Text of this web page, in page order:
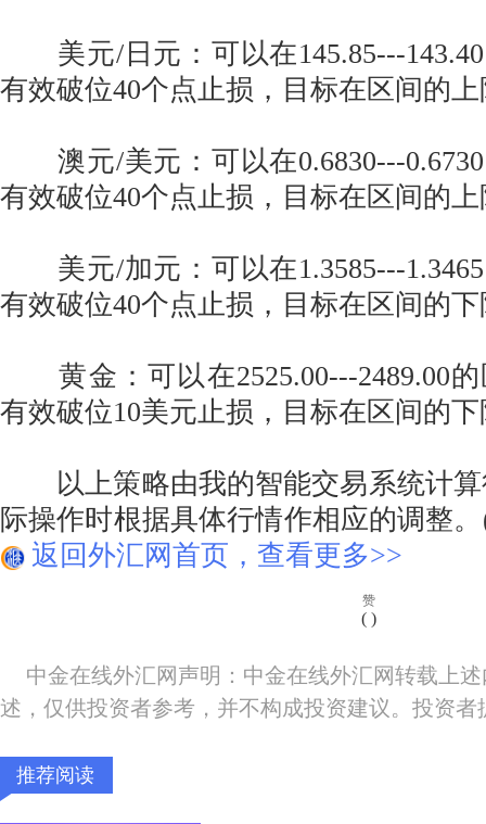
美元/日元：可以在145.85---
有效破位40个点止损，目标在区间的
澳元/美元：可以在0.6830---
有效破位40个点止损，目标在区间的
美元/加元：可以在1.3585---
有效破位40个点止损，目标在区间的
黄金：可以在2525.00---2489.00
有效破位10美元止损，目标在区间的
以上策略由我的智能交易系统计算
际操作时根据具体行情作相应的调整
返回外汇网首页，查看更多>>
赞
( )
中金在线外汇网声明：中金在线外汇网转载上
述，仅供投资者参考，并不构成投资建议。投资
推荐阅读